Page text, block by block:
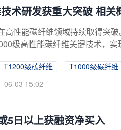
术研发获重大突破 相
高性能碳纤维领域持续取得突
级高性能碳纤维关键技术，
T1200级碳纤维
T1000级碳纤维
06-03 15:02
5日以上获融资净买入